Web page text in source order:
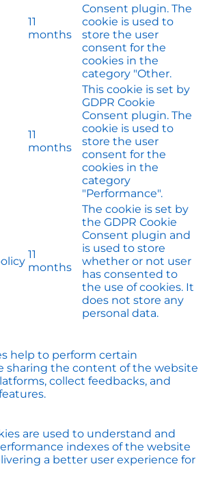
11
months
Consent plugin. The
cookie is used to
store the user
consent for the
cookies in the
category "Other.
11
months
This cookie is set by
GDPR Cookie
Consent plugin. The
cookie is used to
store the user
consent for the
cookies in the
category
"Performance".
11
months
The cookie is set by
the GDPR Cookie
Consent plugin and
is used to store
whether or not user
has consented to
the use of cookies. It
does not store any
personal data.
help to perform certain
sharing the content of the website
collect feedbacks, and
are used to understand and
indexes of the website
a better user experience for